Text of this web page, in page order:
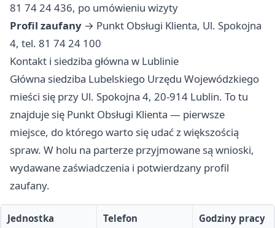
81 74 24 436, po umówieniu wizyty
Profil zaufany → Punkt Obsługi Klienta, Ul. Spokojna
4, tel. 81 74 24 100
Kontakt i siedziba główna w Lublinie
Główna siedziba Lubelskiego Urzędu Wojewódzkiego
mieści się przy Ul. Spokojna 4, 20-914 Lublin. To tu
znajduje się Punkt Obsługi Klienta — pierwsze
miejsce, do którego warto się udać z większością
spraw. W holu na parterze przyjmowane są wnioski,
wydawane zaświadczenia i potwierdzany profil
zaufany.
Jednostka Telefon Godziny pracy